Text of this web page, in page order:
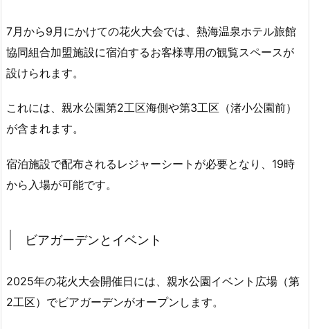
7月から9月にかけての花火大会では、熱海温泉ホテル旅館
協同組合加盟施設に宿泊するお客様専用の観覧スペースが
設けられます。
これには、親水公園第2工区海側や第3工区（渚小公園前）
が含まれます。
宿泊施設で配布されるレジャーシートが必要となり、19時
から入場が可能です。
ビアガーデンとイベント
2025年の花火大会開催日には、親水公園イベント広場（第
2工区）でビアガーデンがオープンします。